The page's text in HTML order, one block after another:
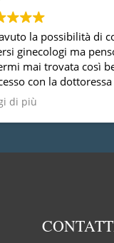
la possibilità di
ginecologi ma
mai trovata così
con la dottoressa
di vista umano
faccio i miei
dolce,
di più